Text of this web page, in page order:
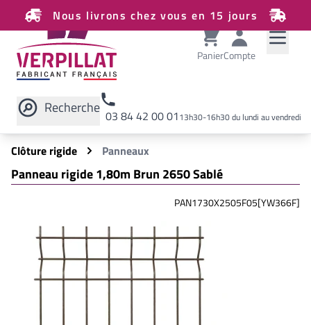
Nous livrons chez vous en 15 jours
PanierCompte
Recherche 03 84 42 00 0113h30-16h30 du lundi au vendredi
Rechercher sur le site
Clôture rigide
Panneaux
Panneau rigide 1,80m Brun 2650 Sablé
PAN1730X2505F05[YW366F]